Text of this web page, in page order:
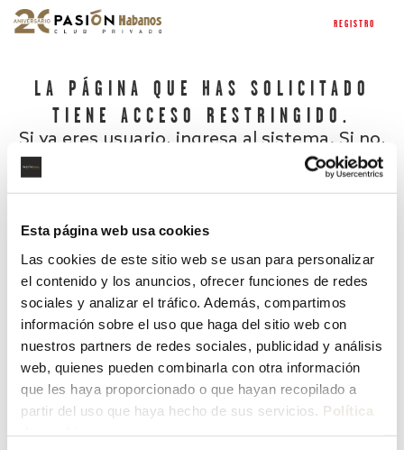
Esta página web usa cookies
Las cookies de este sitio web se usan para personalizar
el contenido y los anuncios, ofrecer funciones de redes
sociales y analizar el tráfico. Además, compartimos
información sobre el uso que haga del sitio web con
nuestros partners de redes sociales, publicidad y análisis
web, quienes pueden combinarla con otra información
que les haya proporcionado o que hayan recopilado a
partir del uso que haya hecho de sus servicios. Política
REGISTRO
LA PÁGINA QUE HAS SOLICITADO
TIENE ACCESO RESTRINGIDO.
Si ya eres usuario, ingresa al sistema. Si no,
¿Has olvidado tu contraseña?